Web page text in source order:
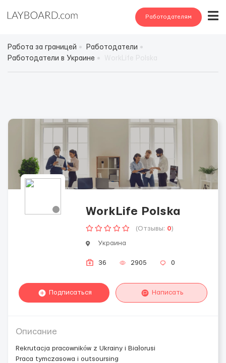
Работодателям
Работа за границей
Работодатели
Работодатели в Украине
WorkLife Polska
(Отзывы: 0)
Украина
36 2905 0
Подписаться Написать
Описание
Rekrutacja pracowników z Ukrainy i Białorusi
Praca tymczasowa i outsoursing